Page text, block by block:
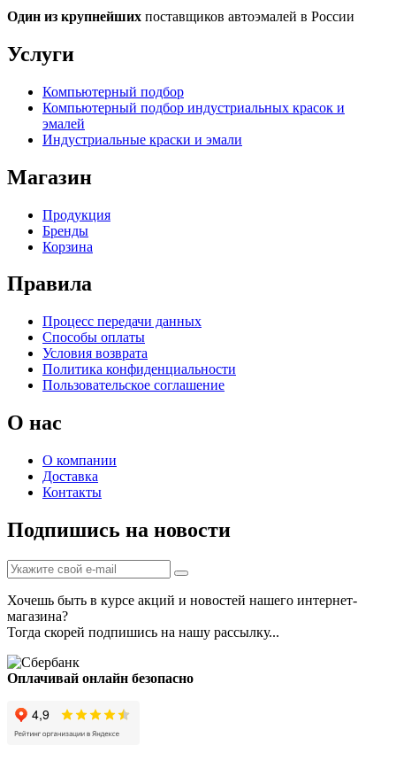
Один из крупнейших поставщиков автоэмалей в России
Услуги
Компьютерный подбор
Компьютерный подбор индустриальных красок и
эмалей
Индустриальные краски и эмали
Магазин
Продукция
Бренды
Корзина
Правила
Процесс передачи данных
Способы оплаты
Условия возврата
Политика конфиденциальности
Пользовательское соглашение
О нас
О компании
Доставка
Контакты
Подпишись на новости
Хочешь быть в курсе акций и новостей нашего интернет-
магазина?
Тогда скорей подпишись на нашу рассылку...
Оплачивай онлайн безопасно